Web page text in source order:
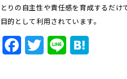
とりの自主性や責任感を育成するだ
目的として利用されています。
FacebookTwitter Line